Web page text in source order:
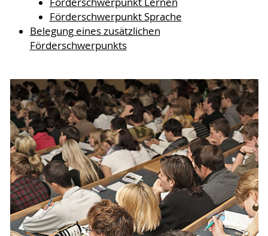
Förderschwerpunkt Sprache
Belegung eines zusätzlichen
Förderschwerpunkts